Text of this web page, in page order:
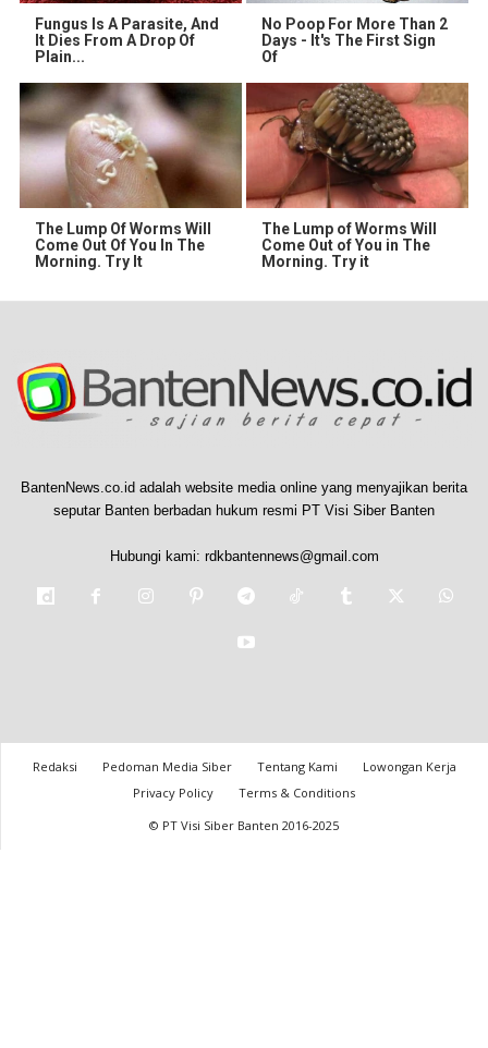
Fungus Is A Parasite, And
It Dies From A Drop Of
Plain...
No Poop For More Than 2
Days - It's The First Sign
Of
The Lump Of Worms Will
Come Out Of You In The
Morning. Try It
The Lump of Worms Will
Come Out of You in The
Morning. Try it
BantenNews.co.id adalah website media online yang menyajikan berita
seputar Banten berbadan hukum resmi PT Visi Siber Banten
Hubungi kami: rdkbantennews@gmail.com
Redaksi Pedoman Media Siber Tentang Kami
Lowongan Kerja
Privacy Policy
Terms & Conditions
© PT Visi Siber Banten 2016-2025